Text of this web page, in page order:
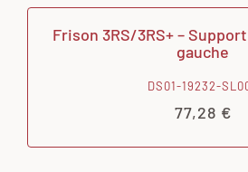
Frison 3RS/3RS+ –
gauche
DS01-19232-
77,28 €